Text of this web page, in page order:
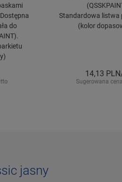
do
Standardowa listwa
(kolor
14,13
Sugerowana
jasny